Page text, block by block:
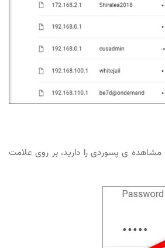
ی پسوردی را دارید، بر روی علامت